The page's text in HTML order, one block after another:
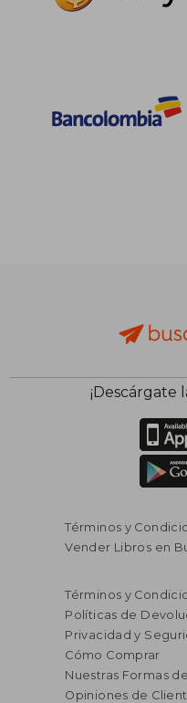
¡Descárgate
Términos y
Vender Libros en
Términos y
Políticas de
Privacidad y
Cómo Comprar
Nuestras Formas
Opiniones de